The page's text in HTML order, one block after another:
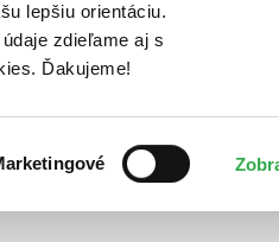
lepšiu orientáciu.
zdieľame aj s
Ďakujeme!